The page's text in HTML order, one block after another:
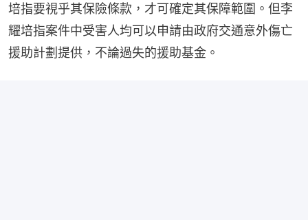
培指要視乎其保險條款，才可確定其保障範圍。但李
耀培指案件中受害人均可以申請由政府交通意外傷亡
援助計劃提供，不論過失的援助基金。